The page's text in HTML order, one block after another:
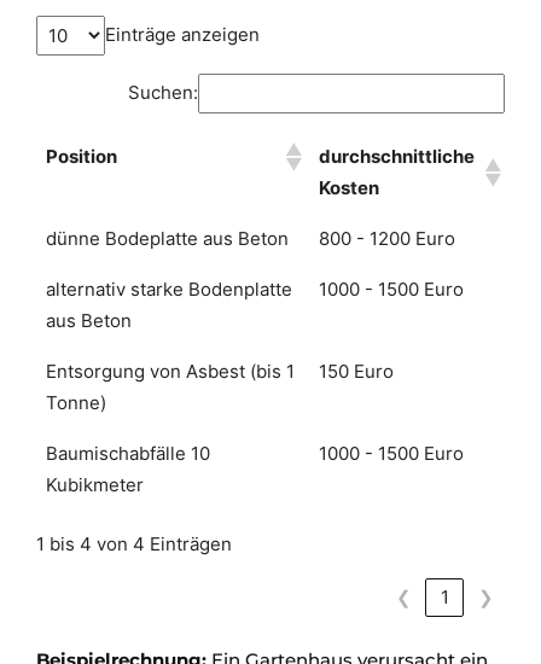
Einträge anzeigen
Suchen:
Position
durchschnittliche
Kosten
dünne Bodeplatte aus Beton 800 - 1200 Euro
alternativ starke Bodenplatte
aus Beton
1000 - 1500 Euro
Entsorgung von Asbest (bis 1
Tonne)
150 Euro
Baumischabfälle 10
Kubikmeter
1000 - 1500 Euro
1 bis 4 von 4 Einträgen
❮ 1 ❯